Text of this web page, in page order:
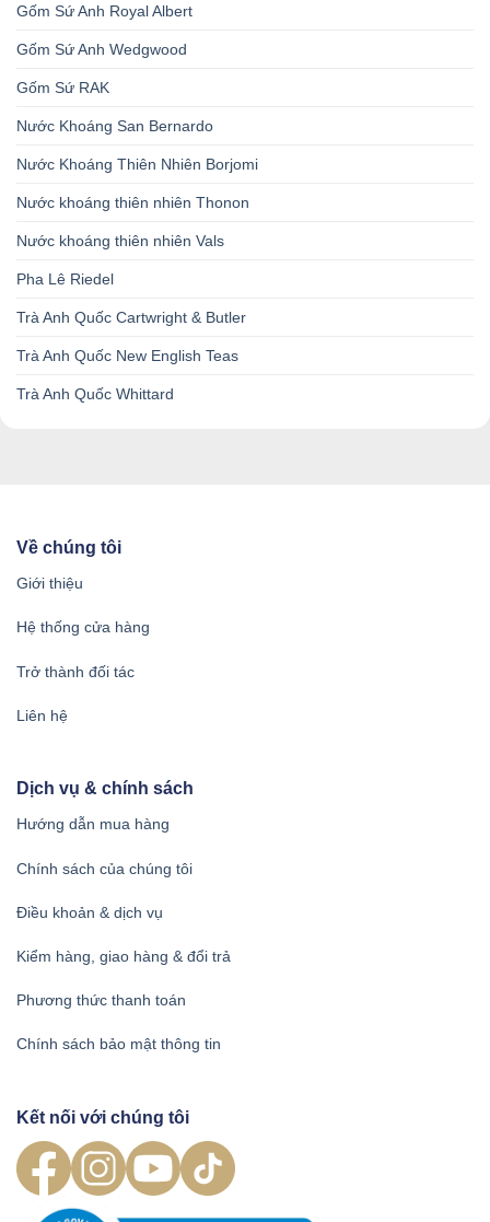
Gốm Sứ Anh Royal Albert
Gốm Sứ Anh Wedgwood
Gốm Sứ RAK
Nước Khoáng San Bernardo
Nước Khoáng Thiên Nhiên Borjomi
Nước khoáng thiên nhiên Thonon
Nước khoáng thiên nhiên Vals
Pha Lê Riedel
Trà Anh Quốc Cartwright & Butler
Trà Anh Quốc New English Teas
Trà Anh Quốc Whittard
Về chúng tôi
Giới thiệu
Hệ thống cửa hàng
Trở thành đối tác
Liên hệ
Dịch vụ & chính sách
Hướng dẫn mua hàng
Chính sách của chúng tôi
Điều khoản & dịch vụ
Kiểm hàng, giao hàng & đổi trả
Phương thức thanh toán
Chính sách bảo mật thông tin
Kết nối với chúng tôi